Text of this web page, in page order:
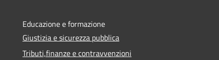
Educazione e formazione
Giustizia e sicurezza pubblica
Tributi,finanze e contravvenzioni